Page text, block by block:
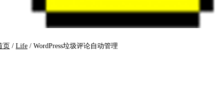
页 / Life / WordPress垃圾评论自动管理